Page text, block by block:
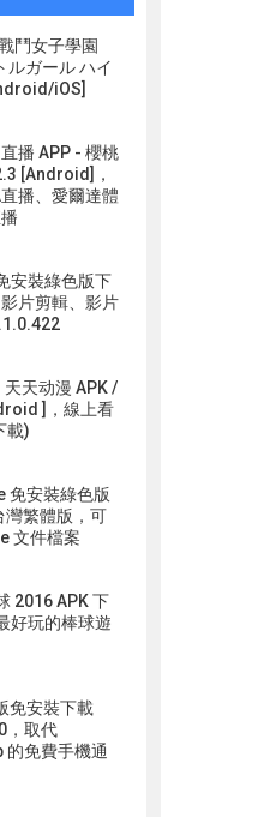
鬥女子學園
ルガール ハイ
iOS]
播 APP - 櫻桃
[Android]，
播、愛爾達體
安裝綠色版下
片剪輯、影片
天动漫 APK /
]，線上看
載)
免安裝綠色版
灣繁體版，可
文件檔案
2016 APK 下
好玩的棒球遊
免安裝下載
，取代
的免費手機通